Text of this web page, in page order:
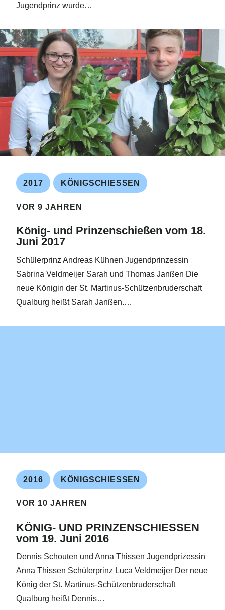
Jugendprinz wurde…
2017 KÖNIGSCHIESSEN
VOR 9 JAHREN
König- und Prinzenschießen vom 18.
Juni 2017
Schülerprinz Andreas Kühnen Jugendprinzessin
Sabrina Veldmeijer Sarah und Thomas Janßen Die
neue Königin der St. Martinus-Schützenbruderschaft
Qualburg heißt Sarah Janßen.…
2016 KÖNIGSCHIESSEN
VOR 10 JAHREN
KÖNIG- UND PRINZENSCHIESSEN
vom 19. Juni 2016
Dennis Schouten und Anna Thissen Jugendprizessin
Anna Thissen Schülerprinz Luca Veldmeijer Der neue
König der St. Martinus-Schützenbruderschaft
Qualburg heißt Dennis…